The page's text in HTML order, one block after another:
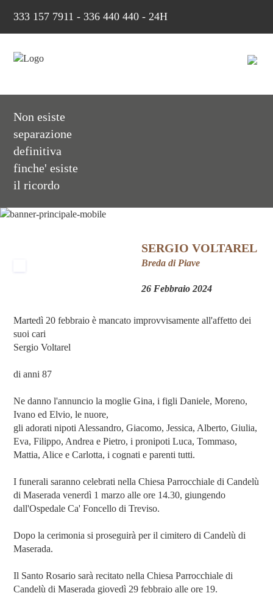
333 157 7911 - 336 440 440 - 24H
Non esiste
separazione
definitiva
finche' esiste
il ricordo
SERGIO VOLTAREL
Breda di Piave
26 Febbraio 2024
Martedì 20 febbraio è mancato improvvisamente all'affetto dei
suoi cari
Sergio Voltarel
di anni 87
Ne danno l'annuncio la moglie Gina, i figli Daniele, Moreno,
Ivano ed Elvio, le nuore,
gli adorati nipoti Alessandro, Giacomo, Jessica, Alberto, Giulia,
Eva, Filippo, Andrea e Pietro, i pronipoti Luca, Tommaso,
Mattia, Alice e Carlotta, i cognati e parenti tutti.
I funerali saranno celebrati nella Chiesa Parrocchiale di Candelù
di Maserada venerdì 1 marzo alle ore 14.30, giungendo
dall'Ospedale Ca' Foncello di Treviso.
Dopo la cerimonia si proseguirà per il cimitero di Candelù di
Maserada.
Il Santo Rosario sarà recitato nella Chiesa Parrocchiale di
Candelù di Maserada giovedì 29 febbraio alle ore 19.